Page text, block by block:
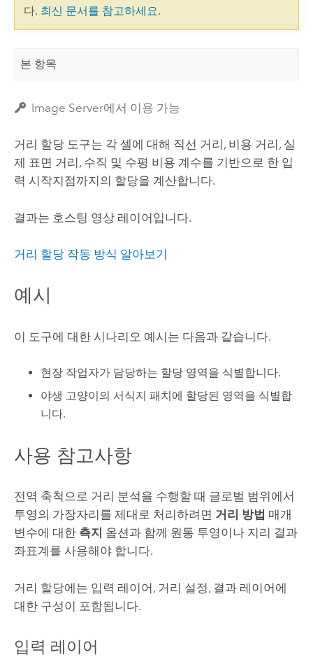
다. 최신 문서를 참고하세요.
본 항목
Image Server에서 이용 가능
거리 할당 도구는 각 셀에 대해 직선 거리, 비용 거리, 실
제 표면 거리, 수직 및 수평 비용 계수를 기반으로 한 입
력 시작지점까지의 할당을 계산합니다.
결과는 호스팅 영상 레이어입니다.
거리 할당 작동 방식 알아보기
예시
이 도구에 대한 시나리오 예시는 다음과 같습니다.
현장 작업자가 담당하는 할당 영역을 식별합니다.
야생 고양이의 서식지 패치에 할당된 영역을 식별합
니다.
사용 참고사항
전역 축척으로 거리 분석을 수행할 때 글로벌 범위에서
투영의 가장자리를 제대로 처리하려면 거리 방법 매개
변수에 대한 측지 옵션과 함께 원통 투영이나 지리 결과
좌표계를 사용해야 합니다.
거리 할당에는 입력 레이어, 거리 설정, 결과 레이어에
대한 구성이 포함됩니다.
입력 레이어